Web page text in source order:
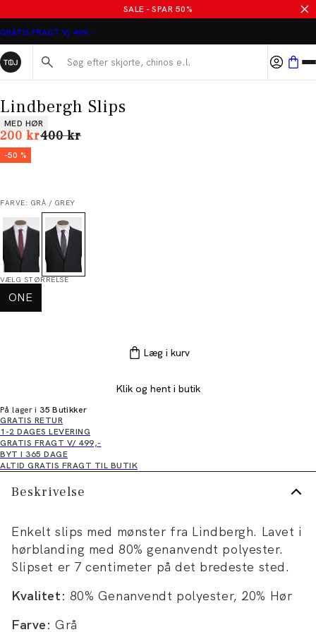
SALE - SPAR 50%
GRATIS FRAGT V/ 499,-
Søg her...
Lindbergh Slips
Produkt egenskaber
MED HØR
200 krI alt (uden rabat)
400 kr
-50 %
FARVE: GRÅ / GREY
VÆLG STØRRELSE
ONE
Læg i kurv
Klik og hent i butik
På lager i 35 Butikker
GRATIS RETUR
1-2 DAGES LEVERING
GRATIS FRAGT V/ 499,-
BYT I 365 DAGE
ALTID GRATIS FRAGT TIL BUTIK
Beskrivelse
Enkelt slips med mønster fra Lindbergh. Lavet i
hørblanding med 80% genanvendt polyester.
Slipset er 7 centimeter på det bredeste sted.
Kvalitet: 80% Genanvendt polyester, 20% Hør
Farve: Grå